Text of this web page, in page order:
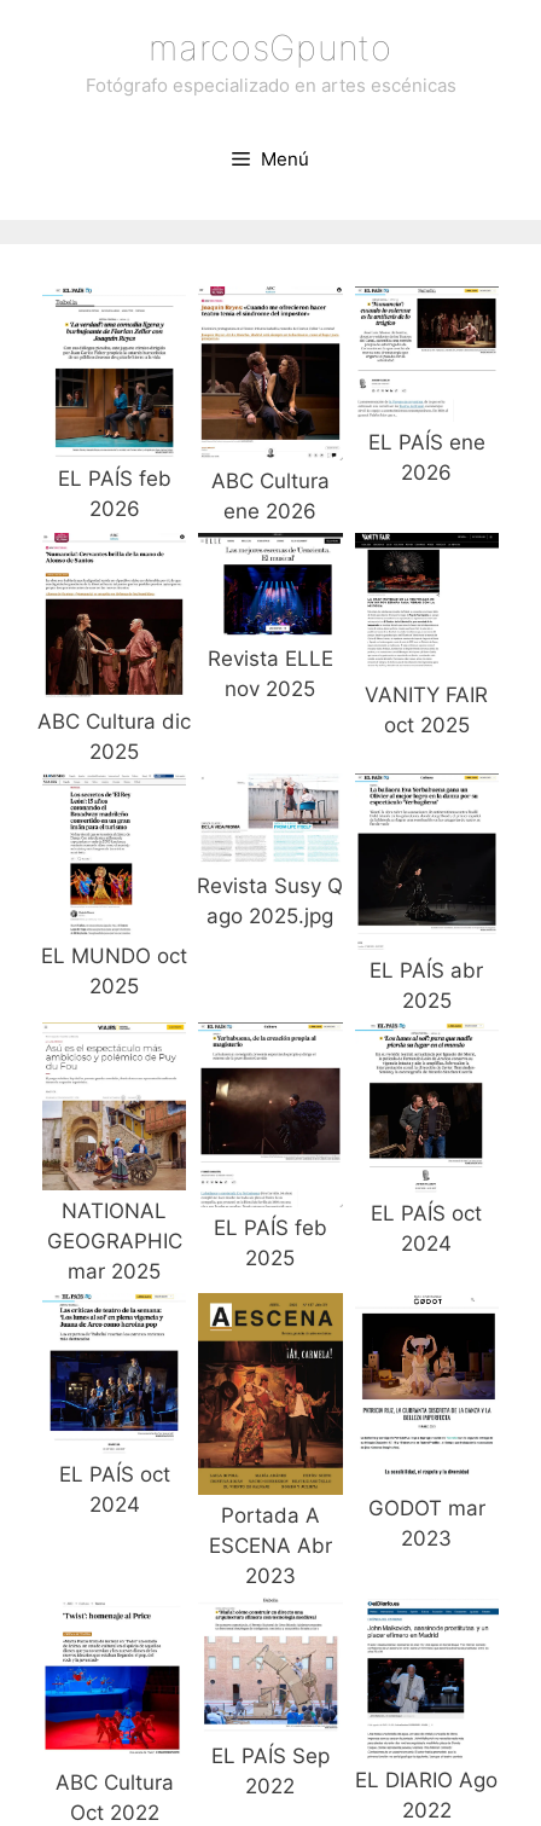
contenido
marcosGpunto
Fotógrafo especializado en artes escénicas
Menú
EL PAÍS feb
2026
ABC Cultura
ene 2026
EL PAÍS ene
2026
ABC Cultura dic
2025
Revista ELLE
nov 2025
VANITY FAIR
oct 2025
EL MUNDO oct
2025
Revista Susy Q
ago 2025.jpg
EL PAÍS abr
2025
NATIONAL
GEOGRAPHIC
mar 2025
EL PAÍS feb
2025
EL PAÍS oct
2024
EL PAÍS oct
2024
Portada A
ESCENA Abr
2023
GODOT mar
2023
ABC Cultura
Oct 2022
EL PAÍS Sep
2022
EL DIARIO Ago
2022